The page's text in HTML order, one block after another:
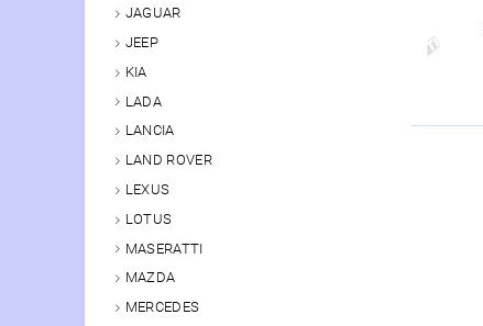
JAGUAR
JEEP
KIA
LADA
LANCIA
LAND ROVER
LEXUS
LOTUS
MASERATTI
MAZDA
MERCEDES